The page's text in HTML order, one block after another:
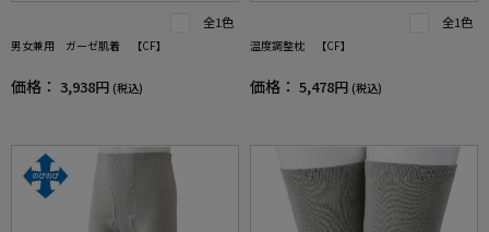
全1色
男女兼用 ガーゼ肌着 【CF】
価格： 3,938円 (税込)
全1色
温度調整枕 【CF】
価格： 5,478円 (税込)